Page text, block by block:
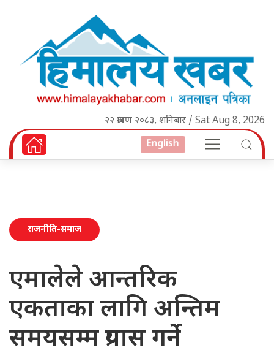
२२ श्रावण २०८३, शनिबार / Sat Aug 8, 2026
English
राजनीति-समाज
एमालेले आन्तरिक
एकताका लागि अन्तिम
समयसम्म प्रयास गर्ने